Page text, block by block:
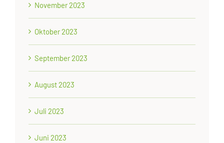
November 2023
Oktober 2023
September 2023
August 2023
Juli 2023
Juni 2023